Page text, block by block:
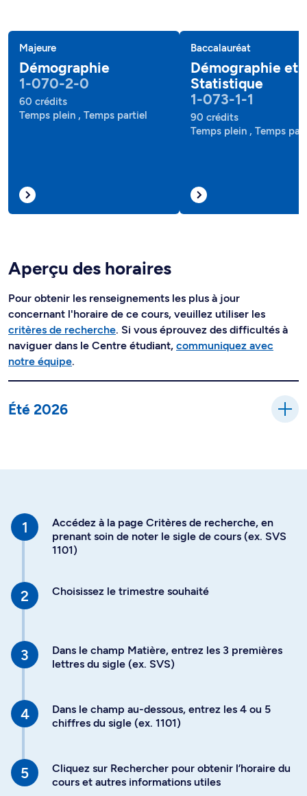
Majeure
Démographie
1-070-2-0
60 crédits
Temps plein , Temps partiel
Baccalauréat
Démographie et
Statistique
1-073-1-1
90 crédits
Temps plein , Temps
Aperçu des horaires
Pour obtenir les renseignements les plus à jour
concernant l'horaire de ce cours, veuillez utiliser les
critères de recherche. Si vous éprouvez des difficultés à
naviguer dans le Centre étudiant, communiquez avec
notre équipe.
Été 2026
Accédez à la page Critères de recherche, en
prenant soin de noter le sigle de cours (ex. SVS
1101)
Choisissez le trimestre souhaité
Dans le champ Matière, entrez les 3 premières
lettres du sigle (ex. SVS)
Dans le champ au-dessous, entrez les 4 ou 5
chiffres du sigle (ex. 1101)
Cliquez sur Rechercher pour obtenir l’horaire du
cours et autres informations utiles